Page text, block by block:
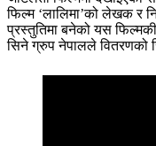
फिल्म ‘लालिमा’को लेखक र
प्रस्तुतिमा बनेको यस फिल्मकी
सिने ग्रुप नेपालले वितरणको